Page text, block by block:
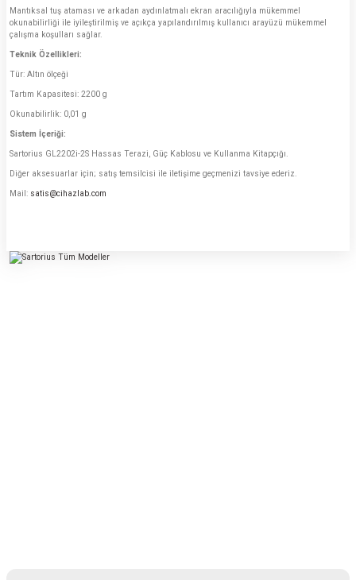
Mantıksal tuş ataması ve arkadan aydınlatmalı ekran aracılığıyla mükemmel
okunabilirliği ile iyileştirilmiş ve açıkça yapılandırılmış kullanıcı arayüzü mükemmel
çalışma koşulları sağlar.
Teknik Özellikleri:
Tür: Altın ölçeği
Tartım Kapasitesi: 2200 g
Okunabilirlik: 0,01 g
Sistem İçeriği:
Sartorius GL2202i-2S Hassas Terazi, Güç Kablosu ve Kullanma Kitapçığı.
Diğer aksesuarlar için; satış temsilcisi ile iletişime geçmenizi tavsiye ederiz.
Mail: satis@cihazlab.com